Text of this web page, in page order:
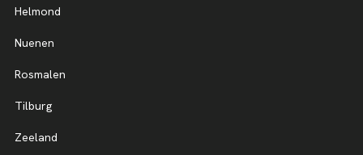
Helmond
Nuenen
Rosmalen
Tilburg
Zeeland